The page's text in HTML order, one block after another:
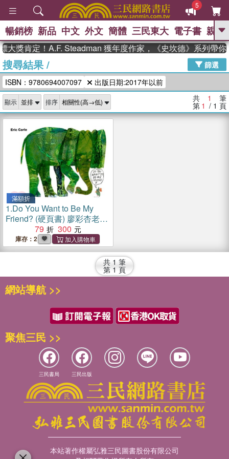
5
GO
The Odyssey 、
如果歷史是一群喵 、 國際布克獎 臺灣
漫遊錄 、 方念華 、
代 、 數學女孩：黎曼猜想 、 偉大的
迷走神經
暢銷榜 新品 中文 外文 簡體 三民東大 電子書 親子
大獎肯定！A.F. Steadman 獲年度作家，《史坎德》系列帶你
搜尋結果/
篩選
ISBN：9780694007097
出版日期:2017年以前
顯示 排序 共 1 筆
第 1 / 1 頁
滿額折
1.Do You Want to Be My
Friend? (硬頁書) 廖彩杏老師
推薦有聲書第40週
79 300
庫存：2
共 1 筆
第 1 頁
網站導航 >>
聚焦三民 >>
三民書局 三民出版
本站著作權屬弘雅三民圖書股份有限公司